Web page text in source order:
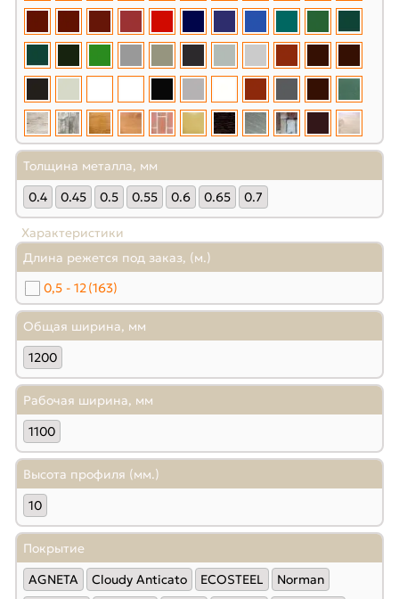
Толщина металла, мм
0.4
0.45 0.5 0.55 0.6 0.65 0.7
Характеристики
Длина режется под заказ, (м.)
0,5 - 12(163)
Общая ширина, мм
1200
Рабочая ширина, мм
1100
Высота профиля (мм.)
10
Покрытие
AGNETA
Cloudy Anticato ECOSTEEL
Norman